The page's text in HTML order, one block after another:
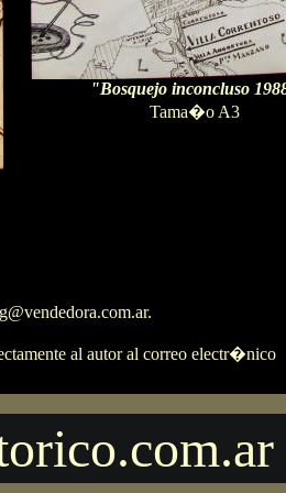
"Bosquejo inconcluso
Tama�o A3
.
al autor al correo electr�nico